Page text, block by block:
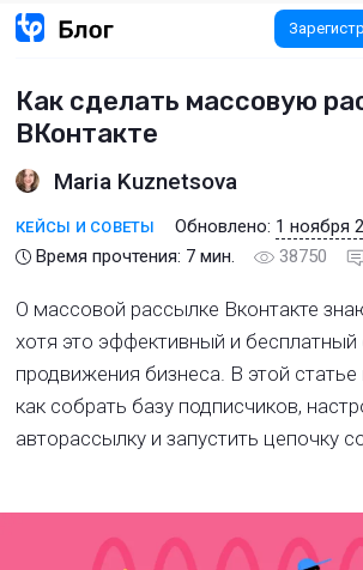
Как сделать массовую
ВКонтакте
Maria Kuznetsova
КЕЙСЫ И СОВЕТЫ Обновлено: 1 ноября
Время прочтения: 7 мин. 38750
О массовой рассылке Вконтакте
хотя это эффективный и
продвижения бизнеса. В этой
как собрать базу подписчиков,
авторассылку и запустить цепочку